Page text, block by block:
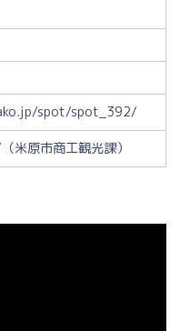
spot/spot_392/
原市商工観光課）